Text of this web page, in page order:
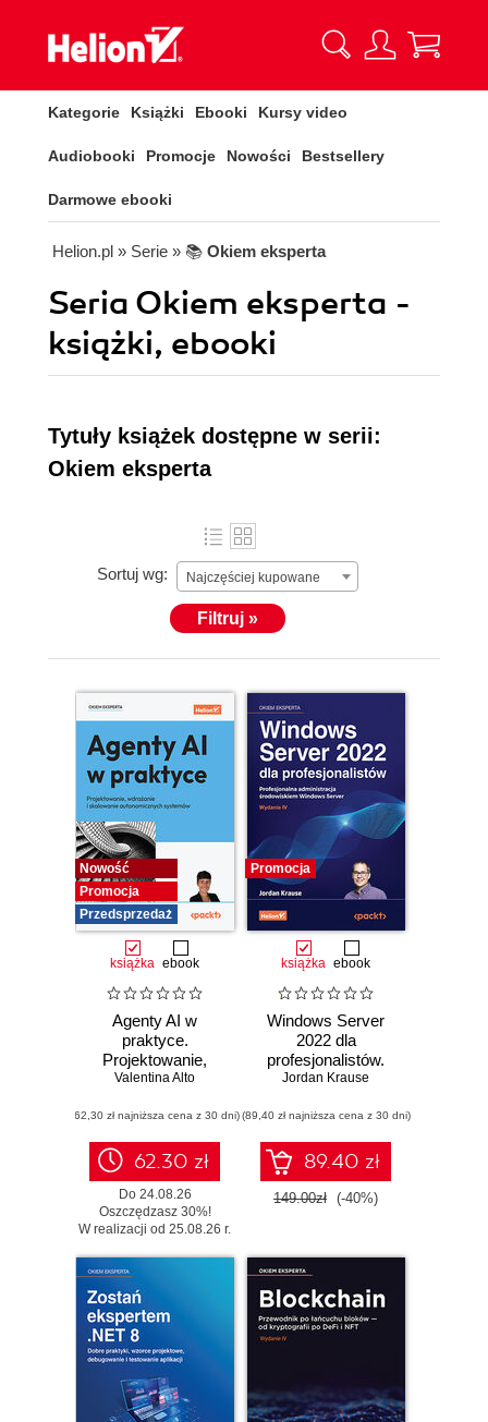
Kategorie Książki Ebooki Kursy video
Audiobooki Promocje Nowości Bestsellery
Darmowe ebooki
Helion.pl » Serie » 📚 Okiem eksperta
Seria Okiem eksperta -
książki, ebooki
Tytuły książek dostępne w serii:
Okiem eksperta
Sortuj wg: Najczęściej kupowane
Filtruj »
Nowość
Promocja
Przedsprzedaż
książka ebook
Agenty AI w
praktyce.
Projektowanie,
wdrażanie i
autonomicznych
systemów
Valentina Alto
(62,30 zł najniższa cena z 30 dni)
62.30 zł
Do 24.08.26
Oszczędzasz 30%!
W realizacji od 25.08.26 r.
Promocja
książka ebook
Windows Server
2022 dla
profesjonalistów.
Profesjonalna
środowiskiem
Windows Server.
Wydanie IV
Jordan Krause
(89,40 zł najniższa cena z 30 dni)
89.40 zł
149.00zł (-40%)